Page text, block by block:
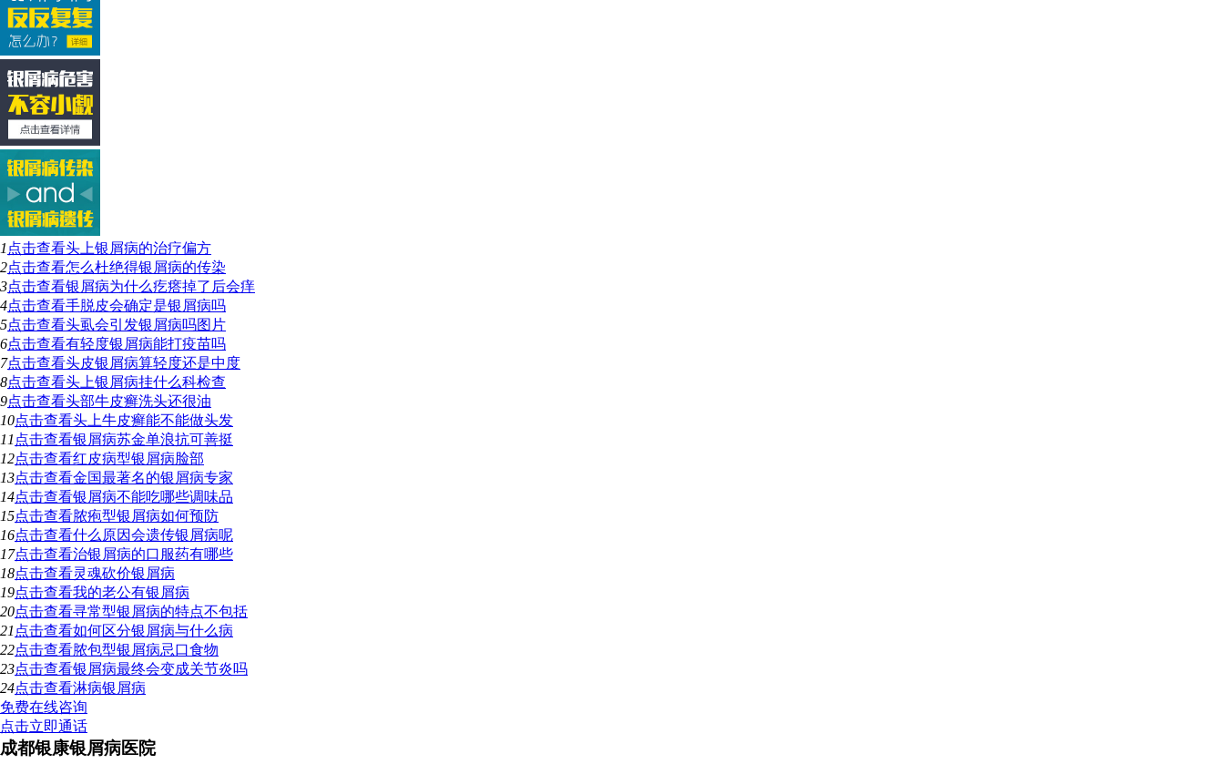
1 点击查看头上银屑病的治疗偏方
2点击查看怎么杜绝得银屑病的传染
3点击查看银屑病为什么疙瘩掉了后会痒
4点击查看手脱皮会确定是银屑病吗
5点击查看头虱会引发银屑病吗图片
6点击查看有轻度银屑病能打疫苗吗
7点击查看头皮银屑病算轻度还是中度
8点击查看头上银屑病挂什么科检查
9点击查看头部牛皮癣洗头还很油
10点击查看头上牛皮癣能不能做头发
11 点击查看银屑病苏金单浪抗可善挺
12点击查看红皮病型银屑病脸部
13点击查看金国最著名的银屑病专家
14点击查看银屑病不能吃哪些调味品
15点击查看脓疱型银屑病如何预防
16点击查看什么原因会遗传银屑病呢
17点击查看治银屑病的口服药有哪些
18点击查看灵魂砍价银屑病
19点击查看我的老公有银屑病
20点击查看寻常型银屑病的特点不包括
21 点击查看如何区分银屑病与什么病
22点击查看脓包型银屑病忌口食物
23点击查看银屑病最终会变成关节炎吗
24点击查看淋病银屑病
免费在线咨询
点击立即通话
成都银康银屑病医院